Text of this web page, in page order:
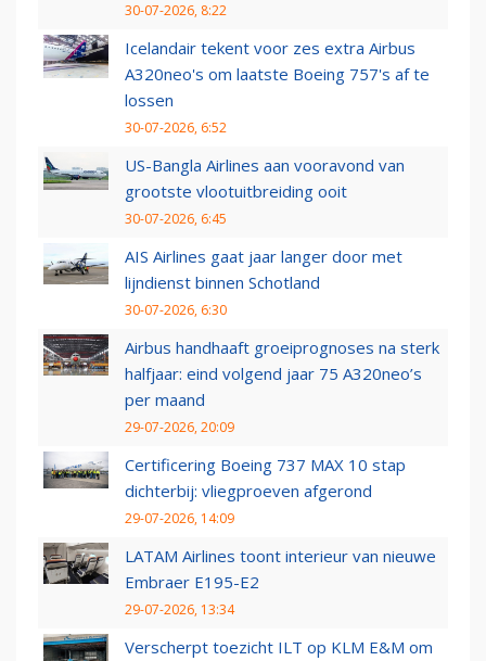
30-07-2026, 8:22
Icelandair tekent voor zes extra Airbus
A320neo's om laatste Boeing 757's af te
lossen
30-07-2026, 6:52
US-Bangla Airlines aan vooravond van
grootste vlootuitbreiding ooit
30-07-2026, 6:45
AIS Airlines gaat jaar langer door met
lijndienst binnen Schotland
30-07-2026, 6:30
Airbus handhaaft groeiprognoses na sterk
halfjaar: eind volgend jaar 75 A320neo’s
per maand
29-07-2026, 20:09
Certificering Boeing 737 MAX 10 stap
dichterbij: vliegproeven afgerond
29-07-2026, 14:09
LATAM Airlines toont interieur van nieuwe
Embraer E195-E2
29-07-2026, 13:34
Verscherpt toezicht ILT op KLM E&M om